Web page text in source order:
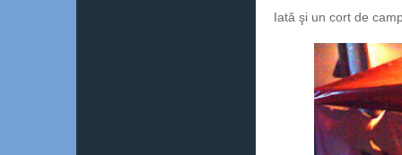
Iată şi un cort de